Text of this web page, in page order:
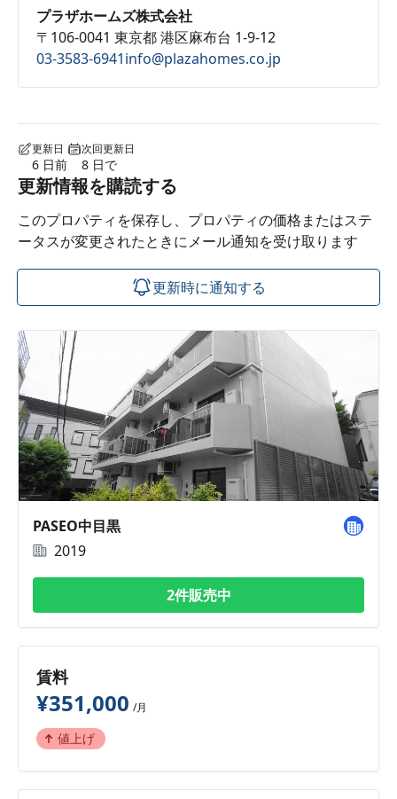
プラザホームズ株式会社
〒106-0041 東京都 港区麻布台 1-9-12
03-3583-6941info@plazahomes.co.jp
更新日
6 日前
次回更新日
8 日で
更新情報を購読する
このプロパティを保存し、プロパティの価格またはステ
ータスが変更されたときにメール通知を受け取ります
更新時に通知する
PASEO中目黒
2019
2件販売中
賃料
¥351,000 /月
値上げ